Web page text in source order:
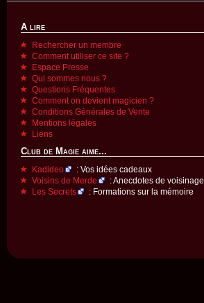
A lire
Rechercher un membre
Comment utiliser ce site ?
Espace Presse
Qui sommes nous ?
Questions Fréquentes
Comment on devient magicien ?
Conditions Générales de Vente
Mentions légales
Liens
Club de Magie aime...
Kadideo
: Vos idées cadeaux
Voisins de Merde
: Anecdotes de voisinage
Les Secrets
: Formations sur la mémoire